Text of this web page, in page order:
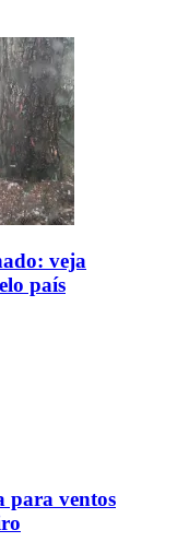
veja
país
para ventos